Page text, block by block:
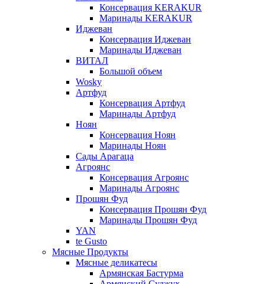
Консервация KERAKUR
Маринады KERAKUR
Иджеван
Консервация Иджеван
Маринады Иджеван
ВИТАЛ
Большой объем
Wosky
Артфуд
Консервация Артфуд
Маринады Артфуд
Ноян
Консервация Ноян
Маринады Ноян
Сады Арагаца
Агроянс
Консервация Агроянс
Маринады Агроянс
Прошян Фуд
Консервация Прошян Фуд
Маринады Прошян Фуд
YAN
te Gusto
Мясные Продукты
Мясные деликатесы
Армянская Бастурма